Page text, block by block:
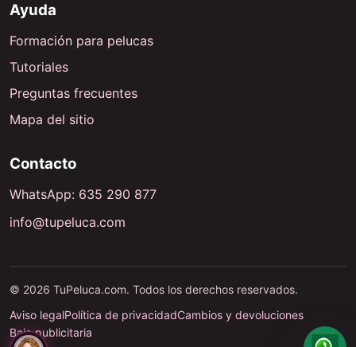
Ayuda
Formación para pelucas
Tutoriales
Preguntas frecuentes
Mapa del sitio
Contacto
WhatsApp: 635 290 877
info@tupeluca.com
© 2026 TuPeluca.com. Todos los derechos reservados.
Aviso legalPolítica de privacidadCambios y devoluciones
Baja publicitaria